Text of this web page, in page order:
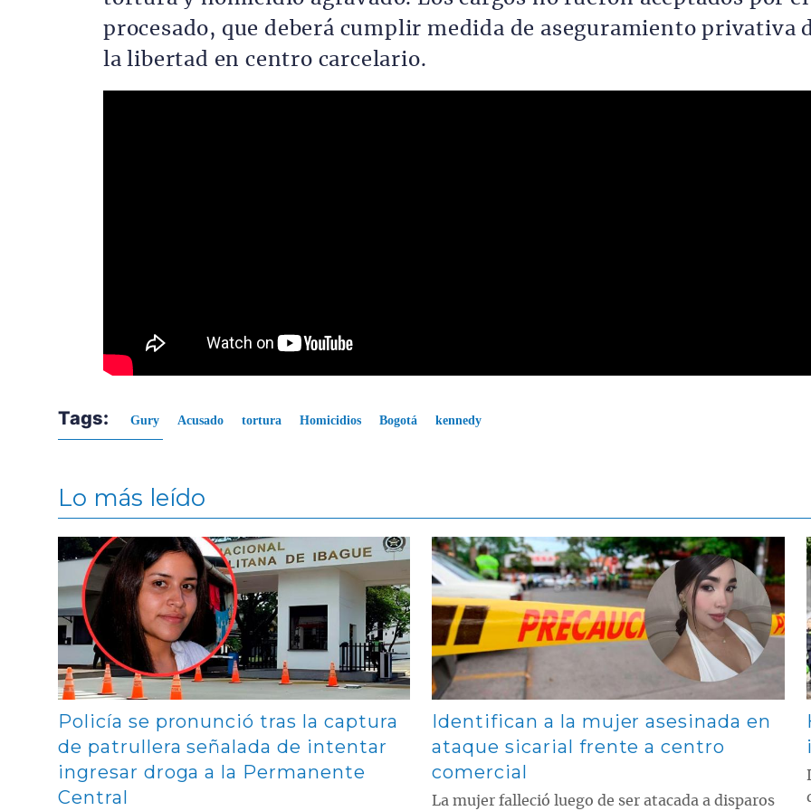
procesado, que deberá cumplir medida de aseguramiento privativa
la libertad en centro carcelario.
Tags: Gury Acusado tortura Homicidios Bogotá kennedy
Lo más leído
Contenido multimedia principal
Policía se pronunció tras la captura
de patrullera señalada de intentar
ingresar droga a la Permanente
Central
Contenido multimedia principal
Identifican a la mujer asesinada en
ataque sicarial frente a centro
comercial
La mujer falleció luego de ser atacada a disparos